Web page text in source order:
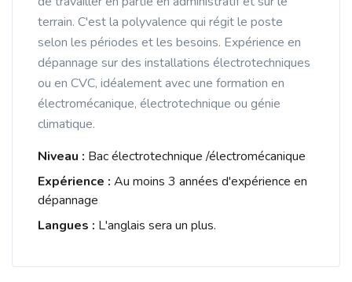
terrain. C'est la polyvalence qui régit le poste
selon les périodes et les besoins. Expérience en
dépannage sur des installations électrotechniques
ou en CVC, idéalement avec une formation en
électromécanique, électrotechnique ou génie
climatique.
Niveau : Bac électrotechnique /électromécanique
Expérience : Au moins 3 années d'expérience en
dépannage
Langues : L'anglais sera un plus.